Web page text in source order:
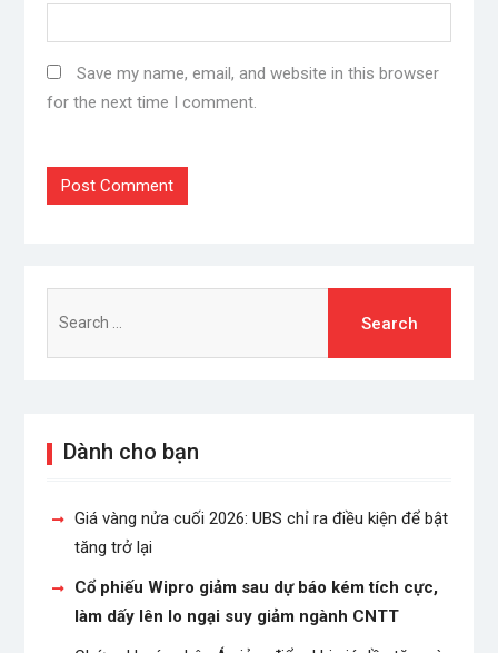
Save my name, email, and website in this browser
for the next time I comment.
for:
Dành cho bạn
Giá vàng nửa cuối 2026: UBS chỉ ra điều kiện để bật
tăng trở lại
Cổ phiếu Wipro giảm sau dự báo kém tích cực,
làm dấy lên lo ngại suy giảm ngành CNTT